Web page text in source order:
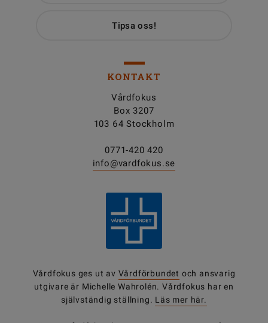
Tipsa oss!
KONTAKT
Vårdfokus
Box 3207
103 64 Stockholm
0771-420 420
info@vardfokus.se
Vårdfokus ges ut av Vårdförbundet och ansvarig
utgivare är Michelle Wahrolén. Vårdfokus har en
självständig ställning. Läs mer här.